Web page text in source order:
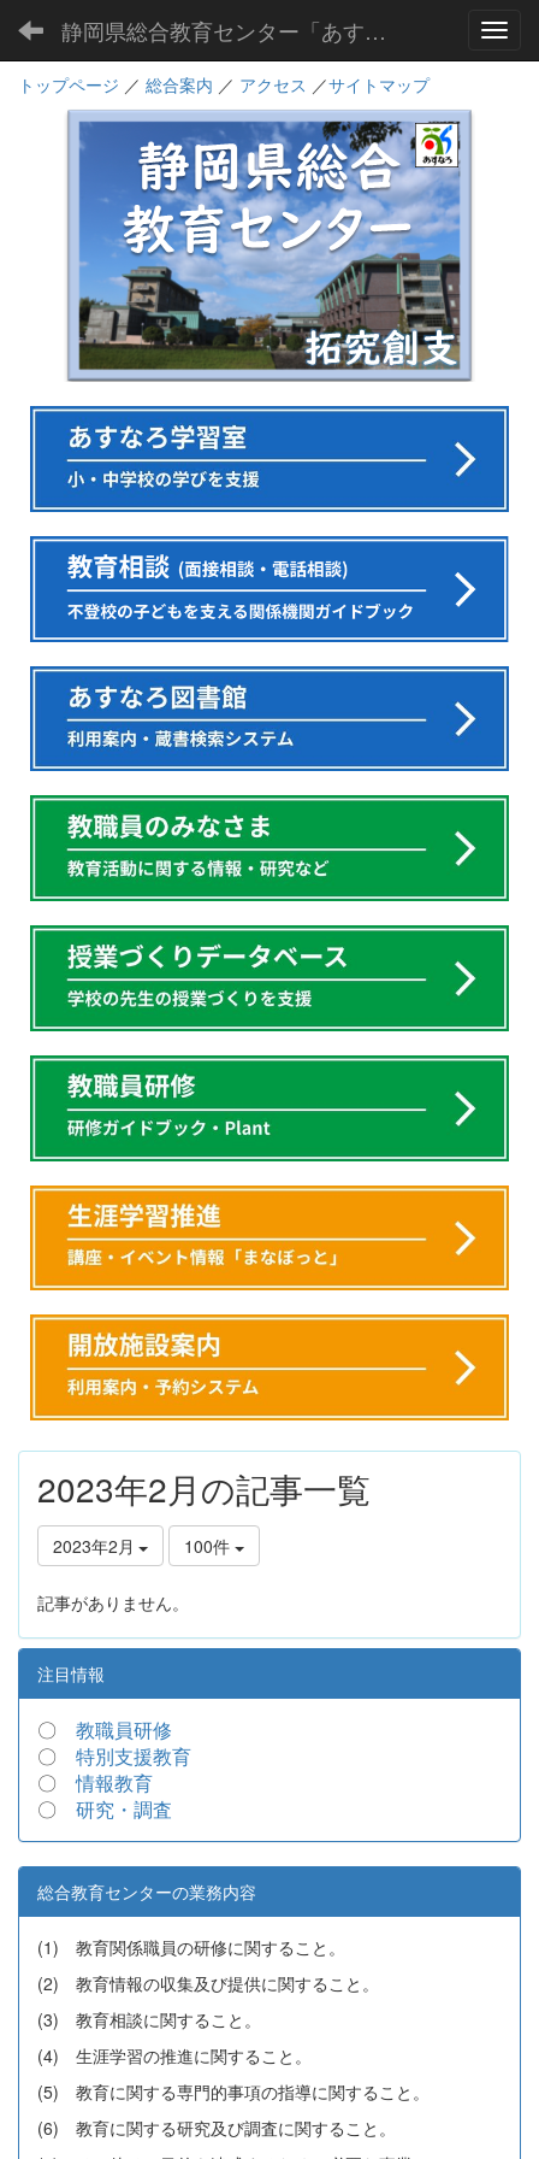
静岡県総合教育センター「あすなろ」
トップページ ／ 総合案内 ／ アクセス ／サイトマップ
2023年2月の記事一覧
2023年2月 100件
記事がありません。
注目情報
〇 教職員研修
〇 特別支援教育
〇情報教育
〇 研究・調査
総合教育センターの業務内容
(1) 教育関係職員の研修に関すること。
(2) 教育情報の収集及び提供に関すること。
(3) 教育相談に関すること。
(4) 生涯学習の推進に関すること。
(5) 教育に関する専門的事項の指導に関すること。
(6) 教育に関する研究及び調査に関すること。